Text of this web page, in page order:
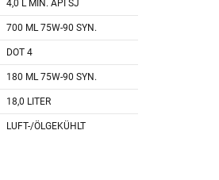
4,0 L MIN. API SJ
700 ML 75W-90 SYN.
DOT 4
180 ML 75W-90 SYN.
18,0 LITER
LUFT-/ÖLGEKÜHLT